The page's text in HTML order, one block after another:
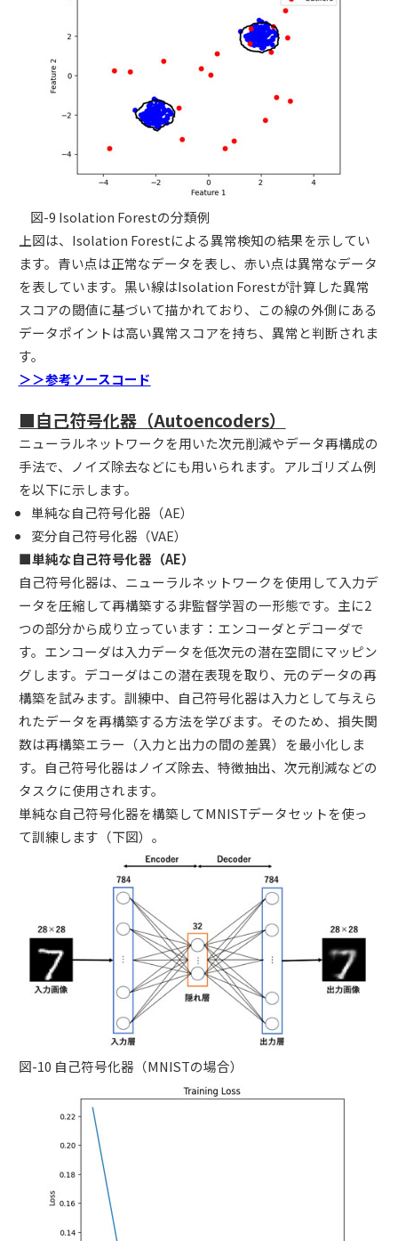
図-9 Isolation Forestの分類例
上図は、Isolation Forestによる異常検知の結果を示してい
ます。青い点は正常なデータを表し、赤い点は異常なデータ
を表しています。黒い線はIsolation Forestが計算した異常
スコアの閾値に基づいて描かれており、この線の外側にある
データポイントは高い異常スコアを持ち、異常と判断されま
す。
＞＞参考ソースコード
■自己符号化器（Autoencoders）
ニューラルネットワークを用いた次元削減やデータ再構成の
手法で、ノイズ除去などにも用いられます。アルゴリズム例
を以下に示します。
単純な自己符号化器（AE）
変分自己符号化器（VAE）
■単純な自己符号化器（AE）
自己符号化器は、ニューラルネットワークを使用して入力デ
ータを圧縮して再構築する非監督学習の一形態です。主に2
つの部分から成り立っています：エンコーダとデコーダで
す。エンコーダは入力データを低次元の潜在空間にマッピン
グします。デコーダはこの潜在表現を取り、元のデータの再
構築を試みます。訓練中、自己符号化器は入力として与えら
れたデータを再構築する方法を学びます。そのため、損失関
数は再構築エラー（入力と出力の間の差異）を最小化しま
す。自己符号化器はノイズ除去、特徴抽出、次元削減などの
タスクに使用されます。
単純な自己符号化器を構築してMNISTデータセットを使っ
て訓練します（下図）。
図-10 自己符号化器（MNISTの場合）